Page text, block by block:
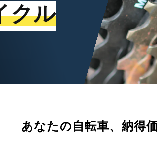
クル
あなたの自転車、 納得